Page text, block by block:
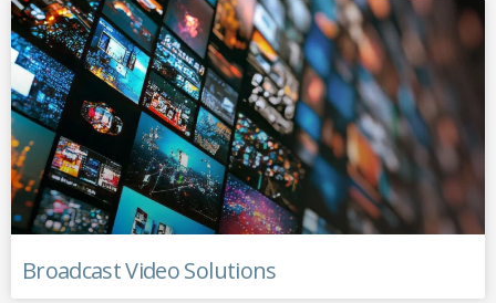
Broadcast Video Solutions